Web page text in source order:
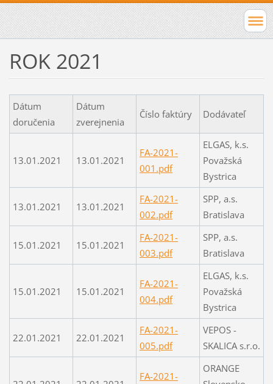
ROK 2021
Dátum
doručenia
Dátum
zverejnenia
Číslo faktúry Dodávateľ
13.01.2021 13.01.2021
FA-2021-
001.pdf
ELGAS, k.s.
Považská
Bystrica
13.01.2021 13.01.2021
FA-2021-
002.pdf
SPP, a.s.
Bratislava
15.01.2021 15.01.2021
FA-2021-
003.pdf
SPP, a.s.
Bratislava
15.01.2021 15.01.2021
FA-2021-
004.pdf
ELGAS, k.s.
Považská
Bystrica
22.01.2021 22.01.2021
FA-2021-
005.pdf
VEPOS -
SKALICA s.r.o.
FA-2021-
ORANGE